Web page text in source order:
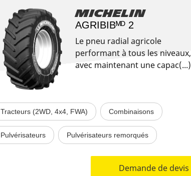
Michelin
AGRIBIBᴹᴰ 2
Le pneu radial agricole
performant à tous les niveaux,
avec maintenant une capac(...)
Tracteurs (2WD, 4x4, FWA) Combinaisons
Pulvérisateurs Pulvérisateurs remorqués
Demande de devis